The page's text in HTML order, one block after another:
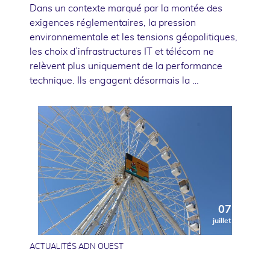
Dans un contexte marqué par la montée des
exigences réglementaires, la pression
environnementale et les tensions géopolitiques,
les choix d’infrastructures IT et télécom ne
relèvent plus uniquement de la performance
technique. Ils engagent désormais la …
07
juillet
ACTUALITÉS ADN OUEST